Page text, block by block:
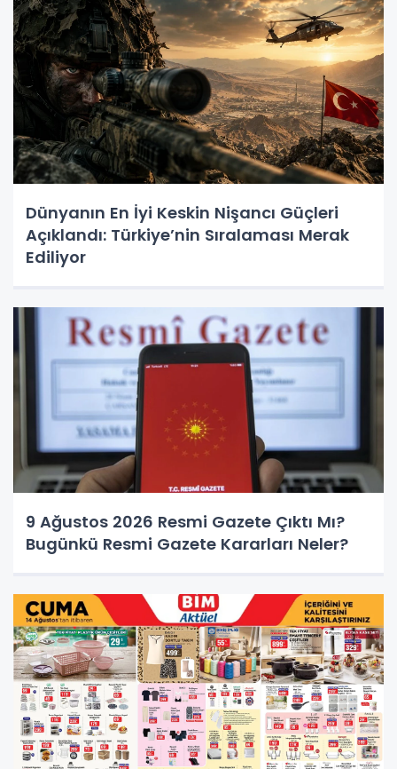
Dünyanın En İyi Keskin Nişancı Güçleri
Açıklandı: Türkiye’nin Sıralaması Merak
Ediliyor
9 Ağustos 2026 Resmi Gazete Çıktı Mı?
Bugünkü Resmi Gazete Kararları Neler?